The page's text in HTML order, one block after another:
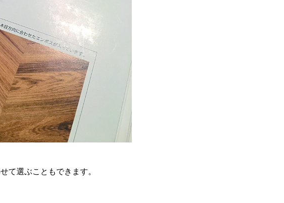
て選ぶこともできます。